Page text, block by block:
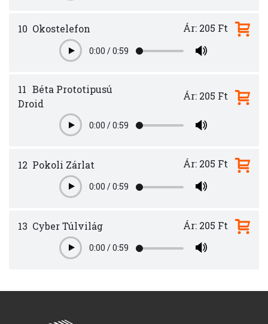
10 Okostelefon
Play0:00 /0:59
Ár: 205 Ft
11 Béta Prototipusú
Droid
Play0:00 /0:59
Ár: 205 Ft
12 Pokoli Zárlat
Play0:00 /0:59
Ár: 205 Ft
13 Cyber Túlvilág
Play0:00 /0:59
Ár: 205 Ft